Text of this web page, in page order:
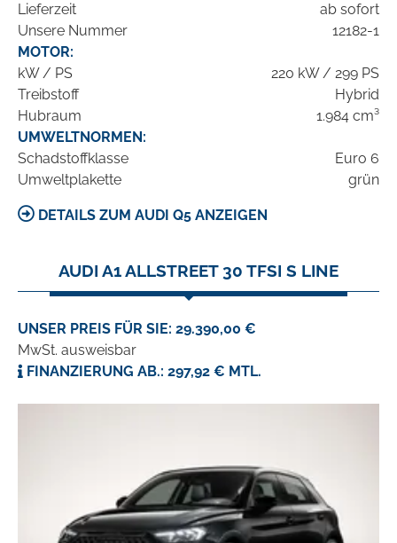
Lieferzeit
ab sofort
Unsere Nummer
12182-1
MOTOR:
kW / PS
220 kW / 299 PS
Treibstoff
Hybrid
Hubraum
1.984 cm³
UMWELTNORMEN:
Schadstoffklasse
Euro 6
Umweltplakette
grün
DETAILS ZUM AUDI Q5 ANZEIGEN
AUDI A1 ALLSTREET 30 TFSI S LINE
UNSER PREIS FÜR SIE: 29.390,00 €
MwSt. ausweisbar
FINANZIERUNG AB.: 297,92 € MTL.